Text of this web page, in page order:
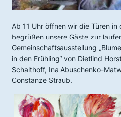
Ab 11 Uhr öffnen wir die Türen
begrüßen unsere Gäste zur
Gemeinschaftsausstellung
in den Frühling“ von Dietlind
Schalthoff, Ina Abuschenko-
Constanze Straub.